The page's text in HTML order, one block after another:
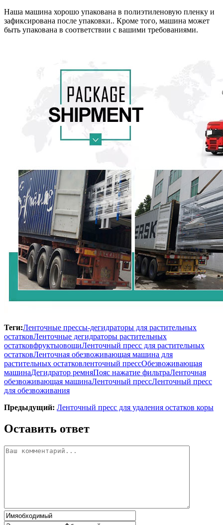
Наша машина хорошо упакована в полиэтиленовую пленку и
зафиксирована после упаковки.. Кроме того, машина может
быть упакована в соответствии с вашими требованиями.
Теги:Ленточные прессы-дегидраторы для растительных
остатковЛенточные дегидраторы растительных
остатковфруктыовощиЛенточный пресс для растительных
остатковЛенточная обезвоживающая машина для
растительных остатковленточный прессОбезвоживающая
машинаДегидратор ремняПояс нажатие фильтраЛенточная
обезвоживающая машинаЛенточный прессЛенточный пресс
для обезвоживания
Предыдущий: Ленточный пресс для удаления остатков коры
Оставить ответ